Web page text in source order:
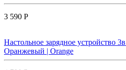
3 590 Р
Настольное зарядное устройство
Оранжевый | Orange